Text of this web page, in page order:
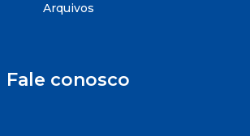
Arquivos
Fale conosco